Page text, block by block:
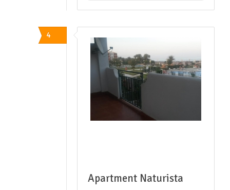
4
Apartment Naturista